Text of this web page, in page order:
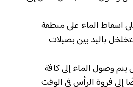
اسقاط الماء على منطقة
باليد بين بصيلات
وصول الماء إلى كافة
إلى فروة الرأس في الوقت